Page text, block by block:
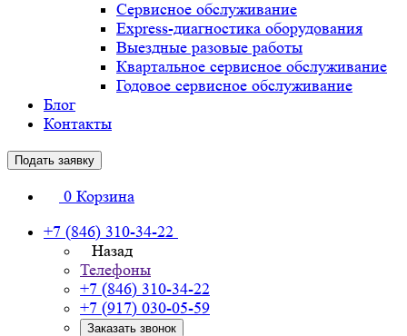
Сервисное обслуживание
Express-диагностика оборудования
Выездные разовые работы
Квартальное сервисное обслуживание
Годовое сервисное обслуживание
Блог
Контакты
Подать заявку
0 Корзина
+7 (846) 310-34-22
Назад
Телефоны
+7 (846) 310-34-22
+7 (917) 030-05-59
Заказать звонок